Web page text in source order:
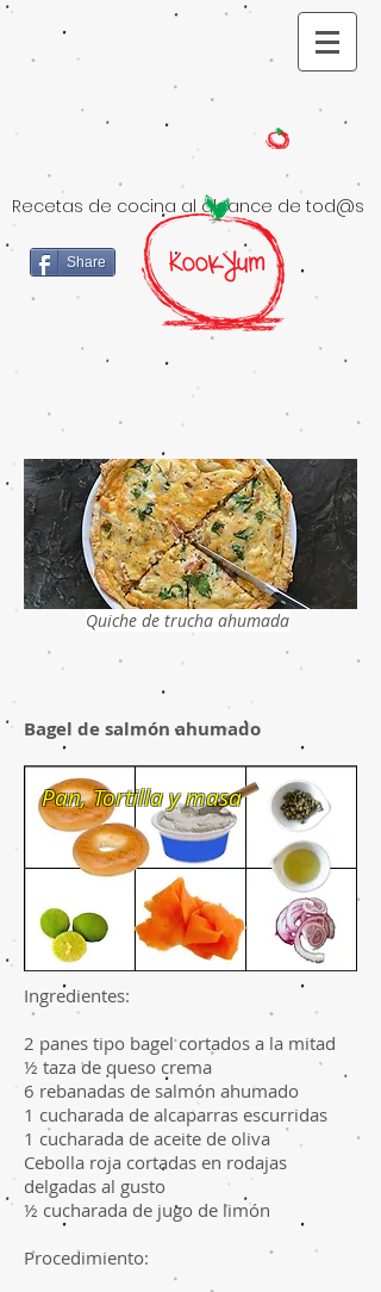
Recetas de cocina al alcance de tod@s
Share
Quiche de trucha ahumada
Bagel de salmón ahumado
Ingredientes:
2 panes tipo bagel cortados a la mitad
½ taza de queso crema
6 rebanadas de salmón ahumado
1 cucharada de alcaparras escurridas
1 cucharada de aceite de oliva
Cebolla roja cortadas en rodajas
delgadas al gusto
½ cucharada de jugo de limón
Procedimiento:
Pan, Tortilla y masa